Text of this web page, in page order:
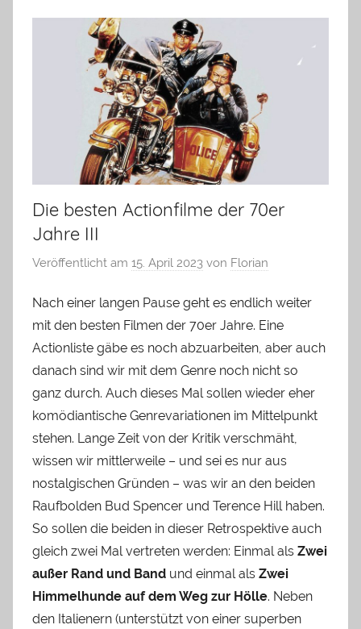
Die besten Actionfilme der 70er
Jahre III
Veröffentlicht am 15. April 2023 von Florian
Nach einer langen Pause geht es endlich weiter
mit den besten Filmen der 70er Jahre. Eine
Actionliste gäbe es noch abzuarbeiten, aber auch
danach sind wir mit dem Genre noch nicht so
ganz durch. Auch dieses Mal sollen wieder eher
komödiantische Genrevariationen im Mittelpunkt
stehen. Lange Zeit von der Kritik verschmäht,
wissen wir mittlerweile – und sei es nur aus
nostalgischen Gründen – was wir an den beiden
Raufbolden Bud Spencer und Terence Hill haben.
So sollen die beiden in dieser Retrospektive auch
gleich zwei Mal vertreten werden: Einmal als Zwei
außer Rand und Band und einmal als Zwei
Himmelhunde auf dem Weg zur Hölle. Neben
den Italienern (unterstützt von einer superben